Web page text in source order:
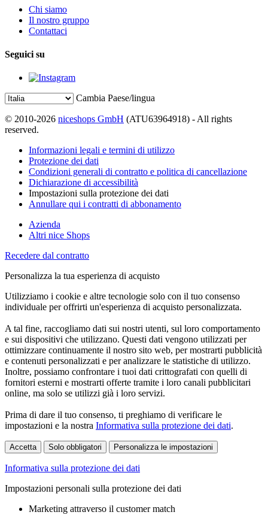
Chi siamo
Il nostro gruppo
Contattaci
Seguici su
Cambia Paese/lingua
© 2010-2026 niceshops GmbH (ATU63964918) - All rights
reserved.
Informazioni legali e termini di utilizzo
Protezione dei dati
Condizioni generali di contratto e politica di cancellazione
Dichiarazione di accessibilità
Impostazioni sulla protezione dei dati
Annullare qui i contratti di abbonamento
Azienda
Altri nice Shops
Recedere dal contratto
Personalizza la tua esperienza di acquisto
Utilizziamo i cookie e altre tecnologie solo con il tuo consenso
individuale per offrirti un'esperienza di acquisto personalizzata.
A tal fine, raccogliamo dati sui nostri utenti, sul loro comportamento
e sui dispositivi che utilizzano. Questi dati vengono utilizzati per
ottimizzare continuamente il nostro sito web, per mostrarti pubblicità
e contenuti personalizzati e per analizzare le statistiche di utilizzo.
Inoltre, possiamo confrontare i tuoi dati crittografati con quelli di
fornitori esterni e mostrarti offerte tramite i loro canali pubblicitari
online, ma solo se utilizzi già i loro servizi.
Prima di dare il tuo consenso, ti preghiamo di verificare le
impostazioni e la nostra Informativa sulla protezione dei dati.
Accetta Solo obbligatori Personalizza le impostazioni
Informativa sulla protezione dei dati
Impostazioni personali sulla protezione dei dati
Marketing attraverso il customer match